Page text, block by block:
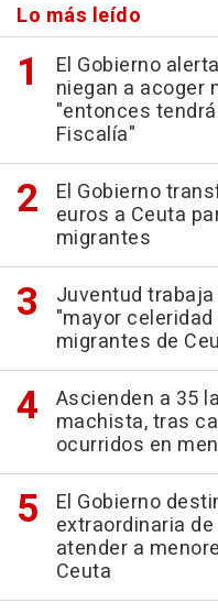
Lo más leído
El Gobierno
niegan a acoger
"entonces
Fiscalía"
El Gobierno
euros a Ceuta
migrantes
Juventud
"mayor
migrantes de
Ascienden a 35
machista, tras
ocurridos en
El Gobierno
extraordinaria
atender a
Ceuta